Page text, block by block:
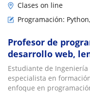
Clases on line
Programación:
Profesor de
desarrollo web,
JavaScript/
Estudiante de
especialista en
enfoque en